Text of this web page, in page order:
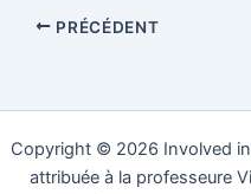
PRÉCÉDENT
Copyright © 2026 Involved
attribuée à la professeure